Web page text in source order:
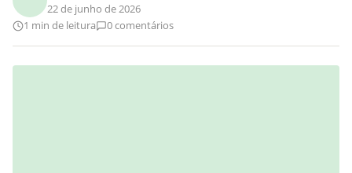
22 de junho de 2026
1 min de leitura
0 comentários